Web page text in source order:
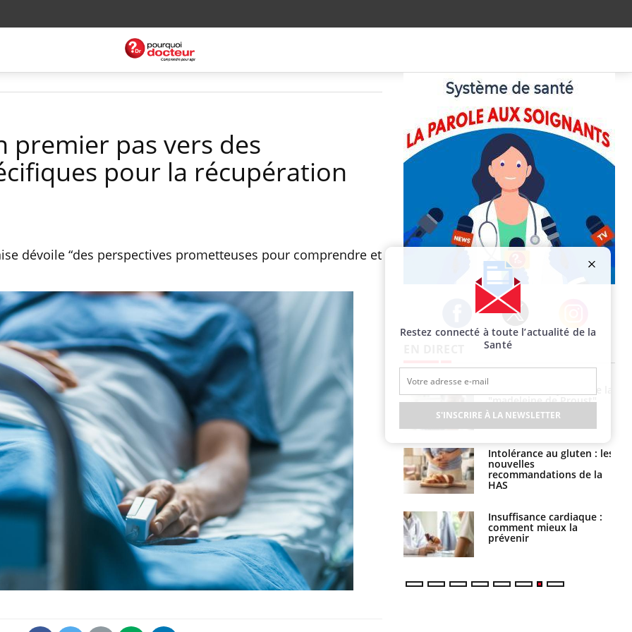
premier pas vers des
pour la récupération
dévoile “des perspectives prometteuses pour comprendre et
Facebook Twitter Instagram
Comment gérer le
sommeil des enfants en
vacances ?
Bilan prévention : ce que
les kinés pourront
bientôt faire
TDAH : quel est ce
traitement autorisé aux
États-Unis ?
"madeleine de Proust"
enfin expliqué
Intolérance au gluten : les
nouvelles
recommandations de la
HAS
Insuffisance cardiaque :
comment mieux la
prévenir
d'été : quel impact sur le
sommeil ?
Grossesse : ces polluants
pourraient influencer le
poids des enfants
Autisme : pourquoi le
cerveau reconnaît-il les
visages autrement ?
Restez connecté à toute l’actualité de la
Santé
S'INSCRIRE À LA NEWSLETTER